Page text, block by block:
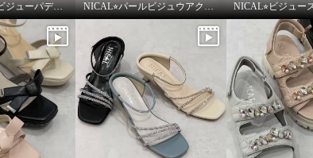
NICAL⭐︎ダブルビジューパデッドミュールサンダルをご紹介いたします。 NICAL⭐︎パールビジュウアクセントメリージェーンパンプスをご紹介いたします。